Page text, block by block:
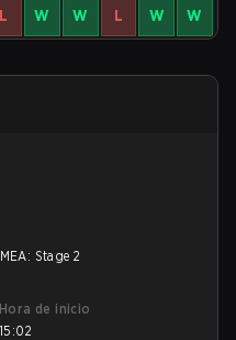
L W W L W W
Stage 2
Hora de inicio
15:02